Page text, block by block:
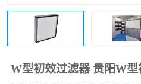
W型初效过滤器 贵阳W